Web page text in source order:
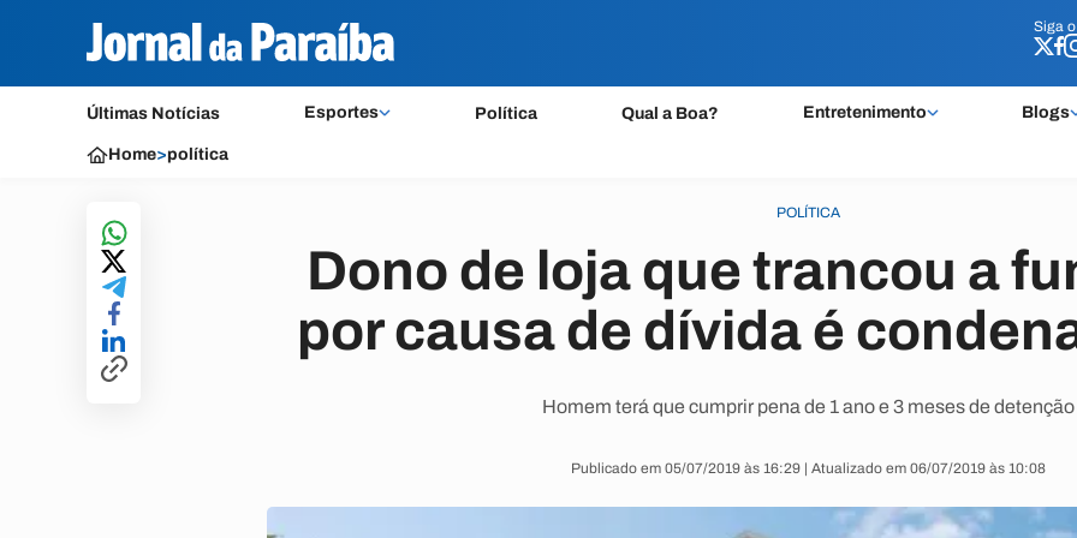
Siga o
Últimas Notícias Esportes Política Qual a Boa? Entretenimento Blogs
Siga o
Home>política
POLÍTICA
Dono de loja que trancou a
por causa de dívida é
Homem terá que cumprir pena de 1 ano e 3 meses de detenção
Publicado em 05/07/2019 às 16:29 | Atualizado em 06/07/2019 às 10:08